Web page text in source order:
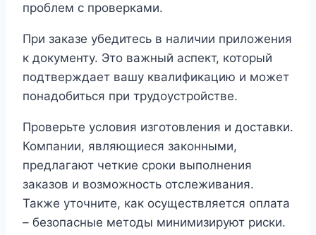
проблем с проверками.
При заказе убедитесь в наличии приложения
к документу. Это важный аспект, который
подтверждает вашу квалификацию и может
понадобиться при трудоустройстве.
Проверьте условия изготовления и доставки.
Компании, являющиеся законными,
предлагают четкие сроки выполнения
заказов и возможность отслеживания.
Также уточните, как осуществляется оплата
– безопасные методы минимизируют риски.